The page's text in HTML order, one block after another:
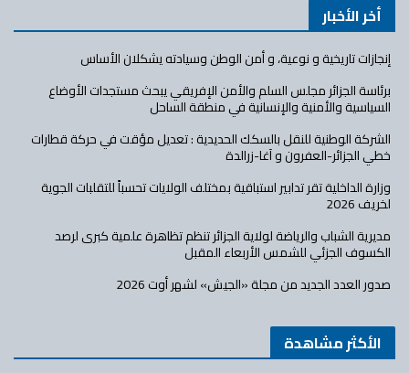
أخر الأخبار
إنجازات تاريخية و نوعية، و أمن الوطن وسيادته يشكلان الأساس
برئاسة الجزائر مجلس السلم والأمن الإفريقي يبحث مستجدات الأوضاع
السياسية والأمنية والإنسانية في منطقة الساحل
الشركة الوطنية للنقل بالسكك الحديدية : تعديل مؤقت في حركة قطارات
خطي الجزائر-العفرون و آغا-زرالدة
وزارة الداخلية تقر تدابير استباقية بمختلف الولايات تحسباً للتقلبات الجوية
لخريف 2026
مديرية الشباب والرياضة لولاية الجزائر تنظم تظاهرة علمية كبرى لرصد
الكسوف الجزئي للشمس الأربعاء المقبل
صدور العدد الجديد من مجلة «الجيش» لشهر أوت 2026
الأكثر مشاهدة